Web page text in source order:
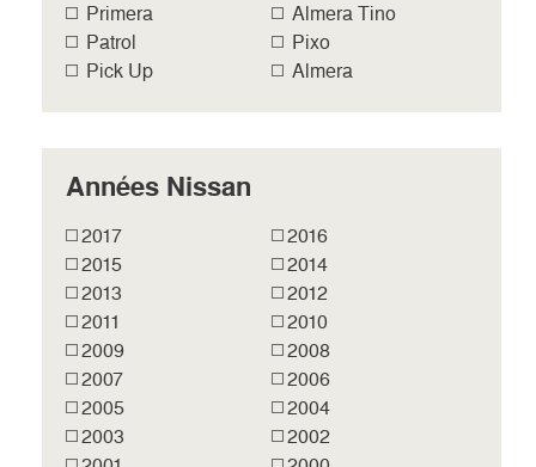
Primera
Almera Tino
Patrol
Pixo
Pick Up
Almera
Années Nissan
2017
2016
2015
2014
2013
2012
2011
2010
2009
2008
2007
2006
2005
2004
2003
2002